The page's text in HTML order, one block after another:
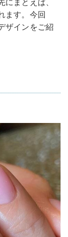
まとえば、
ます。今回
ザインをご紹